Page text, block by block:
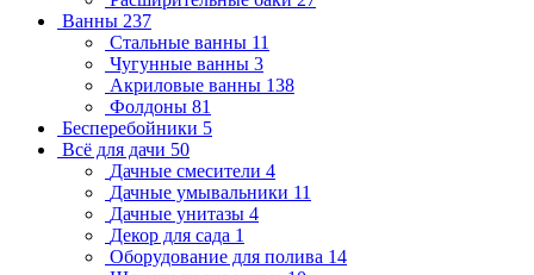
Ванны 237
Стальные ванны 11
Чугунные ванны 3
Акриловые ванны 138
Фолдоны 81
Бесперебойники 5
Всё для дачи 50
Дачные смесители 4
Дачные умывальники 11
Дачные унитазы 4
Декор для сада 1
Оборудование для полива 14